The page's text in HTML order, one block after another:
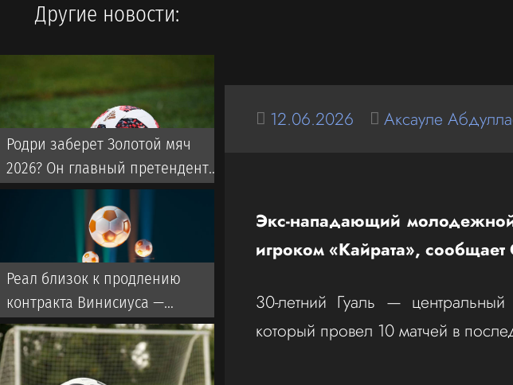
12.06.2026 Аксауле
Экс-нападающий
игроком «Кайрата»,
30-летний Гуаль —
который провел 10 матчей в
Другие новости:
Родри заберет Золотой мяч
2026? Он главный претендент
на награду по версии
английского СМИ
Реал близок к продлению
контракта Винисиуса —
Фабрицио Романо